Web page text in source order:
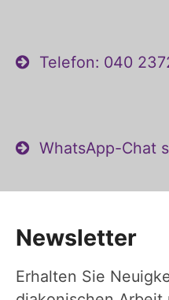
Telefon: 040
WhatsApp-Chat
Newsletter
Erhalten Sie